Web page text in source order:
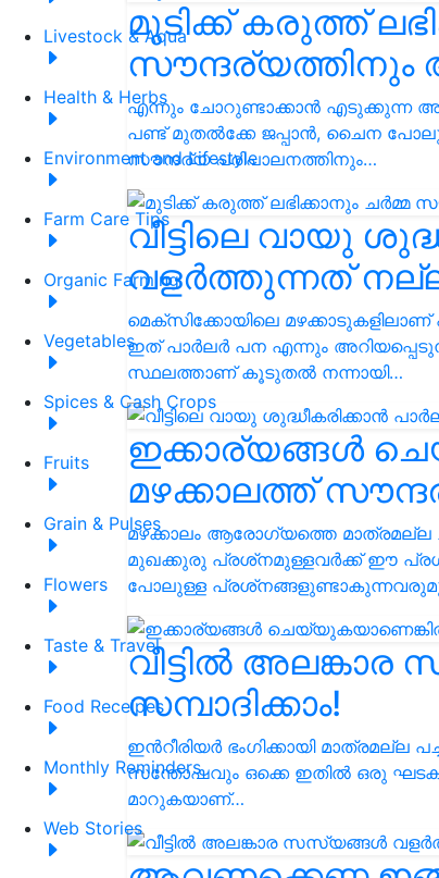
Livestock & Aqua
Health & Herbs
Environment and Lifestyle
Farm Care Tips
Organic Farming
Vegetables
Spices & Cash Crops
Fruits
Grain & Pulses
Flowers
Taste & Travel
Food Receipes
Monthly Reminders
Web Stories
മുടിക്ക് കരുത്ത്
സൗന്ദര്യത്തിനും
എന്നും ചോറുണ്ടാക്കാൻ എടുക്കുന്ന
പണ്ട് മുതൽക്കേ ജപ്പാൻ, ചൈന
സൗന്ദര്യ പരിപാലനത്തിനും…
വീട്ടിലെ വായു
വളർത്തുന്നത്
മെക്‌സിക്കോയിലെ മഴക്കാടുകളിലാണ്
ഇത് പാർലർ പന എന്നും
സ്ഥലത്താണ് കൂടുതല്‍ നന്നായി…
ഇക്കാര്യങ്ങൾ
മഴക്കാലത്ത്
മഴക്കാലം ആരോഗ്യത്തെ മാത്രമല്ല
മുഖക്കുരു പ്രശ്‌നമുള്ളവര്‍ക്ക് ഈ
പോലുള്ള
വീട്ടിൽ
സമ്പാദിക്കാം!
ഇൻറീരിയര്‍ ഭംഗിക്കായി
സന്തോഷവും ഒക്കെ ഇതിൽ ഒരു
മാറുകയാണ്…